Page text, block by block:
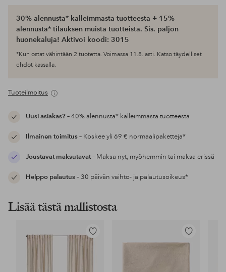
30% alennusta* kalleimmasta tuotteesta + 15%
alennusta* tilauksen muista tuotteista. Sis. paljon
huonekaluja! Aktivoi koodi: 3015
*Kun ostat vähintään 2 tuotetta. Voimassa 11.8. asti. Katso täydelliset
ehdot kassalla.
Tuoteilmoitus
Uusi asiakas?– 40% alennusta* kalleimmasta tuotteesta
Ilmainen toimitus– Koskee yli 69 € normaalipaketteja*
Joustavat maksutavat– Maksa nyt, myöhemmin tai maksa erissä
Helppo palautus– 30 päivän vaihto- ja palautusoikeus*
Lisää tästä mallistosta
Lisää
Lisää
suosikkeihin